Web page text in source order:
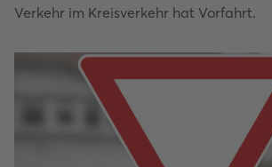
Verkehr im Kreisverkehr hat Vorfahrt.